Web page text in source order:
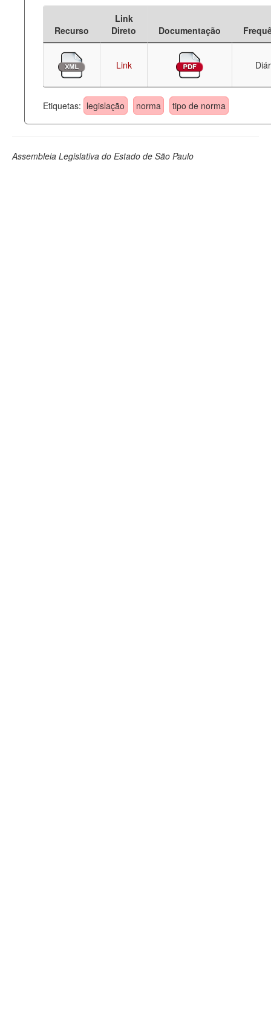
Recurso
Link
Direto
Documentação
Link
Etiquetas: legislação norma tipo de norma
Assembleia Legislativa do Estado de São Paulo